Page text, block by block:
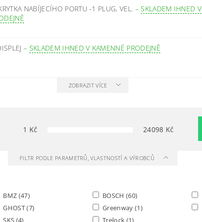
NABÍJECÍHO PORTU -1 PLUG, VEL. – SKLADEM IHNED V
– SKLADEM IHNED V KAMENNÉ PRODEJNĚ
ZOBRAZIT VÍCE
1 Kč 24098 Kč
FILTR PODLE PARAMETRŮ, VLASTNOSTÍ A VÝROBCŮ
BMZ (47) BOSCH(60)
GHOST(7) Greenway (1)
SKS (4) Trelock (1)